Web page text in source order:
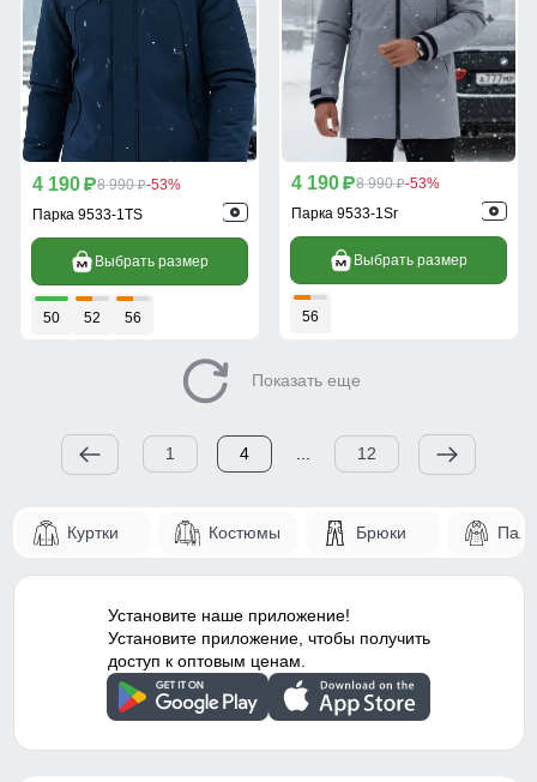
4 190 p8 990 p-53%
Парка 9533-1TS
Выбрать размер
50 52 56
4 190 p8 990 p-53%
Парка 9533-1Sr
Выбрать размер
56
Показать еще
1 4 12
Куртки Костюмы Брюки
Установите наше приложение!
Установите приложение, чтобы получить
доступ к оптовым ценам.